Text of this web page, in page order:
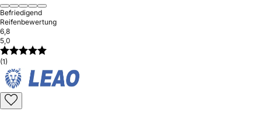
Befriedigend
Reifenbewertung
6,8
5,0
(1)